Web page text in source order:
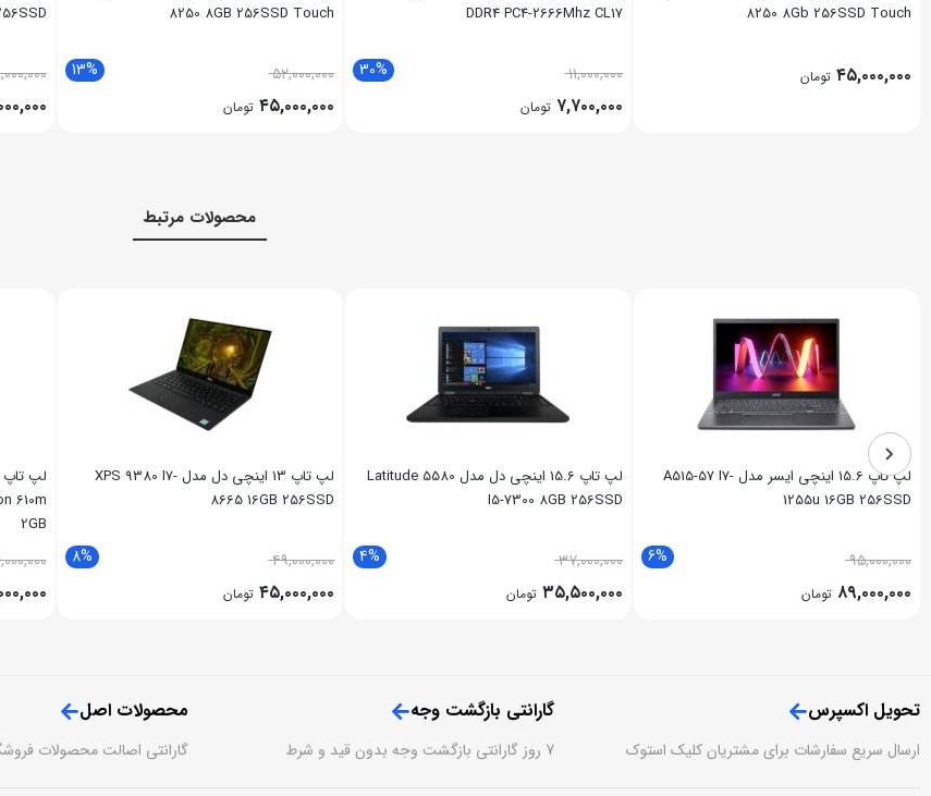
8250 8Gb 256SSD Touch
۴۵,۰۰۰,۰۰۰ تومان
DDR4 PC4-2666Mhz CL17
30% ۱۱,۰۰۰,۰۰۰
۷,۷۰۰,۰۰۰ تومان
8250 8GB 256SSD Touch
13% ۵۲,۰۰۰,۰۰۰
۴۵,۰۰۰,۰۰۰ تومان
محصولات مرتبط
لپ تاپ 15.6 اینچی ایسر مدل A515-57 I7-
1255u 16GB 256SSD
6% ۹۵,۰۰۰,۰۰۰
۸۹,۰۰۰,۰۰۰ تومان
لپ تاپ 15.6 اینچی دل مدل Latitude 5580
I5-7300 8GB 256SSD
4% ۳۷,۰۰۰,۰۰۰
۳۵,۵۰۰,۰۰۰ تومان
لپ تاپ 13 اینچی دل مدل XPS 9380 I7-
8665 16GB 256SSD
8% ۴۹,۰۰۰,۰۰۰
۴۵,۰۰۰,۰۰۰ تومان
610m
2GB
تحویل اکسپرس
ارسال سریع سفارشات برای مشتریان کلیک استوک
گارانتی بازگشت وجه
7 روز گارانتی بازگشت وجه بدون قید و شرط
محصولات اصل
گارانتی اصالت محصولات